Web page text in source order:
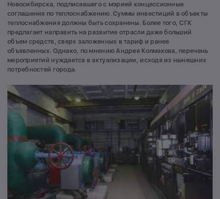
Новосибирска, подписавшего с мэрией концессионные
соглашения по теплоснабжению. Суммы инвестиций в объекты
теплоснабжения должны быть сохранены. Более того, СГК
предлагает направить на развитие отрасли даже больший
объем средств, сверх заложенных в тариф и ранее
объявленных. Однако, по мнению Андрея Колмакова, перечень
мероприятий нуждается в актуализации, исходя из нынешних
потребностей города.